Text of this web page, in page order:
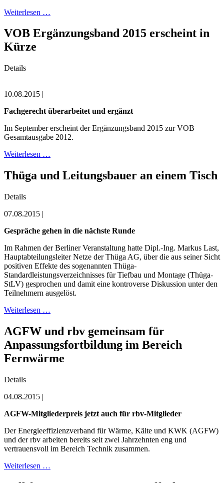
Weiterlesen …
VOB Ergänzungsband 2015 erscheint in
Kürze
Details
10.08.2015 |
Fachgerecht überarbeitet und ergänzt
Im September erscheint der Ergänzungsband 2015 zur VOB
Gesamtausgabe 2012.
Weiterlesen …
Thüga und Leitungsbauer an einem Tisch
Details
07.08.2015 |
Gespräche gehen in die nächste Runde
Im Rahmen der Berliner Veranstaltung hatte Dipl.-Ing. Markus Last,
Hauptabteilungsleiter Netze der Thüga AG, über die aus seiner Sicht
positiven Effekte des sogenannten Thüga-
Standardleistungsverzeichnisses für Tiefbau und Montage (Thüga-
StLV) gesprochen und damit eine kontroverse Diskussion unter den
Teilnehmern ausgelöst.
Weiterlesen …
AGFW und rbv gemeinsam für
Anpassungsfortbildung im Bereich
Fernwärme
Details
04.08.2015 |
AGFW-Mitgliederpreis jetzt auch für rbv-Mitglieder
Der Energieeffizienzverband für Wärme, Kälte und KWK (AGFW)
und der rbv arbeiten bereits seit zwei Jahrzehnten eng und
vertrauensvoll im Bereich Technik zusammen.
Weiterlesen …